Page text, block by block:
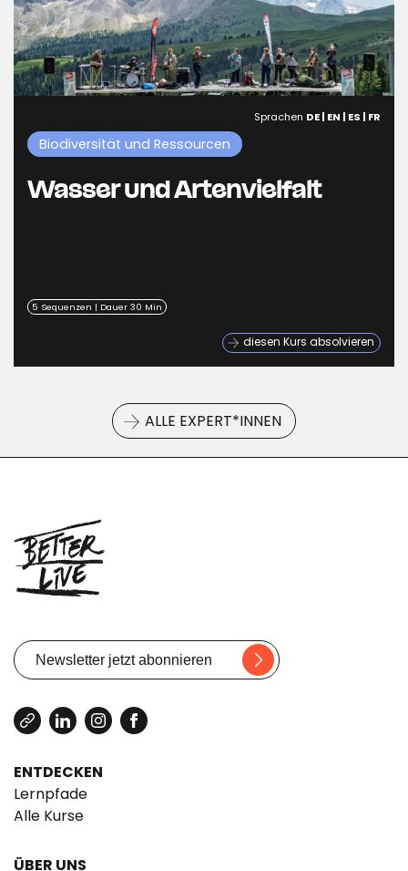
Sprachen DE | EN | ES | FR
Biodiversität und Ressourcen
Wasser und Artenvielfalt
5 Sequenzen | Dauer 30 Min
diesen Kurs absolvieren
ALLE EXPERT*INNEN
ENTDECKEN
Lernpfade
Alle Kurse
ÜBER UNS